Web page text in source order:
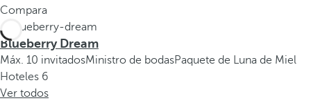
Compara
Blueberry Dream
Máx. 10 invitadosMinistro de bodasPaquete de Luna de Miel
Hoteles 6
Ver todos